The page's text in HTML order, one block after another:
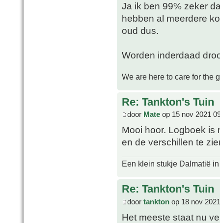
Ja ik ben 99% zeker
hebben al meerdere
oud dus.
Worden inderdaad
We are here to care for the
Re: Tankton's Tuin
door Mate op 15 nov 2021
Mooi hoor. Logboek is
en de verschillen te
Een klein stukje Dalmatië
Re: Tankton's Tuin
door tankton op 18 nov
Het meeste staat nu